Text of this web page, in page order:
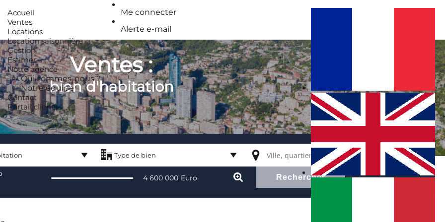
Accueil
Ventes
Locations
Location saisonnière
Gestion
Estimer
Notre agence
Qui sommes-nous ?
Notre équipe
Contact
Portail clients
Me connecter
Alerte e-mail
Ventes :
bien d'habitation
Type de bien
Type de bien
Appartement
4 600 000 Euro Rechercher